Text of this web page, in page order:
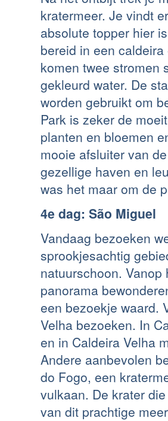
kratermeer. Je vindt
absolute topper hier
bereid in een
komen twee stromen
gekleurd water. De
worden gebruikt om
Park is zeker de
planten en bloemen
mooie afsluiter van
gezellige haven en
was het maar om de
4e dag: São Miguel
Vandaag bezoeken
sprookjesachtig
natuurschoon.
panorama
een bezoekje waard.
Velha bezoeken. In
en in Caldeira Velha
Andere aanbevolen
do Fogo, een
vulkaan. De krater
van dit prachtige